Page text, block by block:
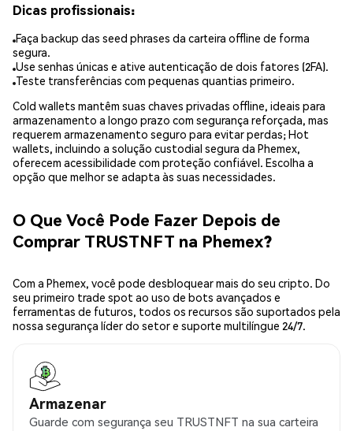
Dicas profissionais:
Faça backup das seed phrases da carteira offline de forma
segura.
Use senhas únicas e ative autenticação de dois fatores (2FA).
Teste transferências com pequenas quantias primeiro.
Cold wallets mantêm suas chaves privadas offline, ideais para
armazenamento a longo prazo com segurança reforçada, mas
requerem armazenamento seguro para evitar perdas; Hot
wallets, incluindo a solução custodial segura da Phemex,
oferecem acessibilidade com proteção confiável. Escolha a
opção que melhor se adapta às suas necessidades.
O Que Você Pode Fazer Depois de
Comprar TRUSTNFT na Phemex?
Com a Phemex, você pode desbloquear mais do seu cripto. Do
seu primeiro trade spot ao uso de bots avançados e
ferramentas de futuros, todos os recursos são suportados pela
nossa segurança líder do setor e suporte multilíngue 24/7.
Armazenar
Guarde com segurança seu TRUSTNFT na sua carteira